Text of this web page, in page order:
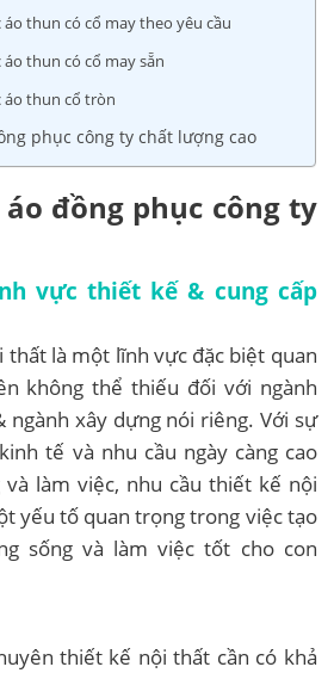
thun có cổ may theo yêu cầu
thun có cổ may sẵn
áo thun cổ tròn
phục công ty chất lượng cao
đồng phục công ty
vực thiết kế & cung cấp
là một lĩnh vực đặc biệt quan
không thể thiếu đối với ngành
ngành xây dựng nói riêng. Với sự
tế và nhu cầu ngày càng cao
và làm việc, nhu cầu thiết kế nội
yếu tố quan trọng trong việc tạo
sống và làm việc tốt cho con
thiết kế nội thất cần có khả